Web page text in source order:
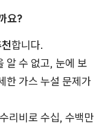
요?
합니다.
알 수 없고, 눈에 보
한 가스 누설 문제가
리비로 수십, 수백만